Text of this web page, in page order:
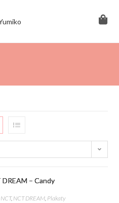
NCT, NCT DREAM, Plakaty